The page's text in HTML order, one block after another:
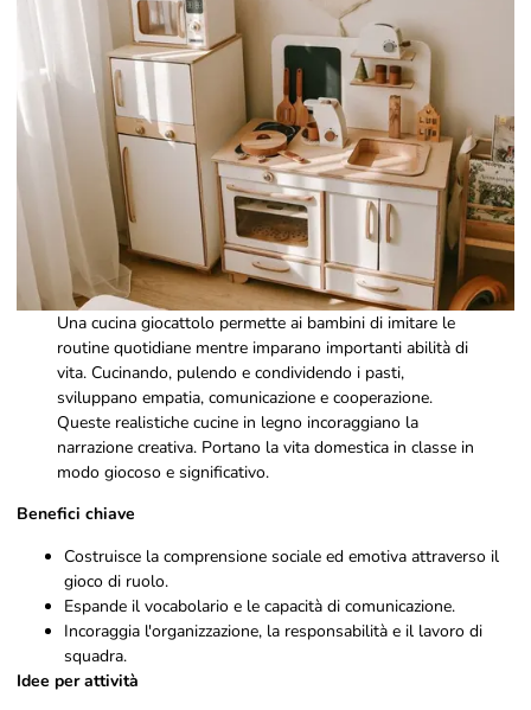
Una cucina giocattolo permette ai bambini di imitare le
routine quotidiane mentre imparano importanti abilità di
vita. Cucinando, pulendo e condividendo i pasti,
sviluppano empatia, comunicazione e cooperazione.
Queste realistiche cucine in legno incoraggiano la
narrazione creativa. Portano la vita domestica in classe in
modo giocoso e significativo.
Benefici chiave
Costruisce la comprensione sociale ed emotiva attraverso il
gioco di ruolo.
Espande il vocabolario e le capacità di comunicazione.
Incoraggia l'organizzazione, la responsabilità e il lavoro di
squadra.
Idee per attività